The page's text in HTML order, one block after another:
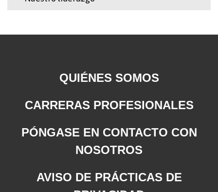
QUIÉNES SOMOS
CARRERAS PROFESIONALES
PÓNGASE EN CONTACTO CON
NOSOTROS
AVISO DE PRÁCTICAS DE